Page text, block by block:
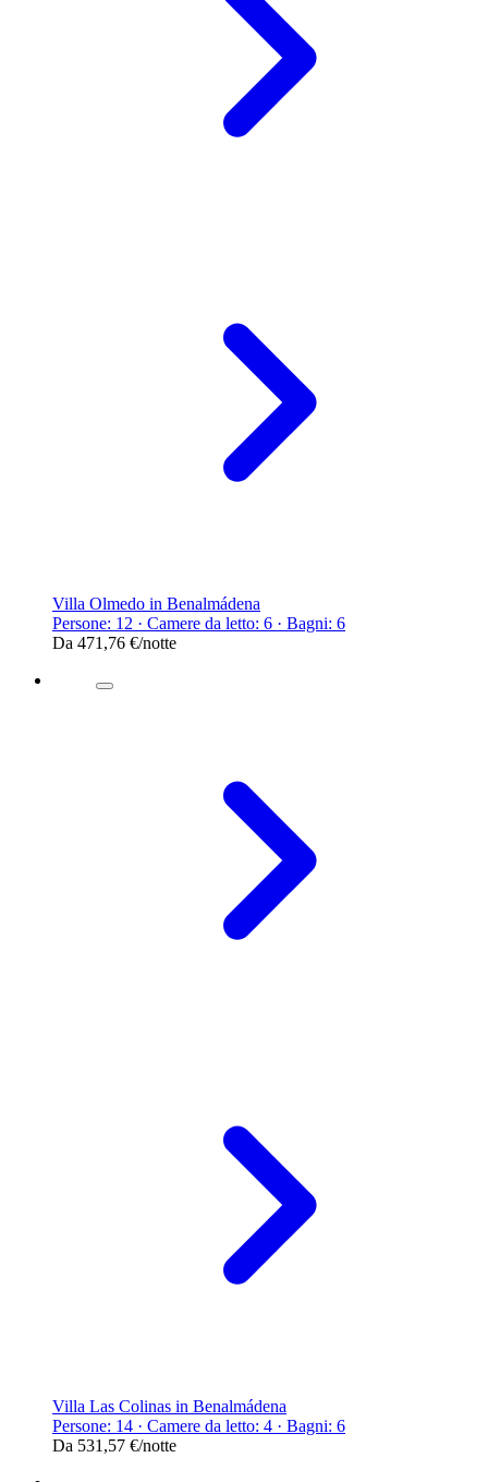
Villa Olmedo in Benalmádena
Persone: 12 · Camere da letto: 6 · Bagni: 6
Da 471,76 €/notte
Villa Las Colinas in Benalmádena
Persone: 14 · Camere da letto: 4 · Bagni: 6
Da 531,57 €/notte